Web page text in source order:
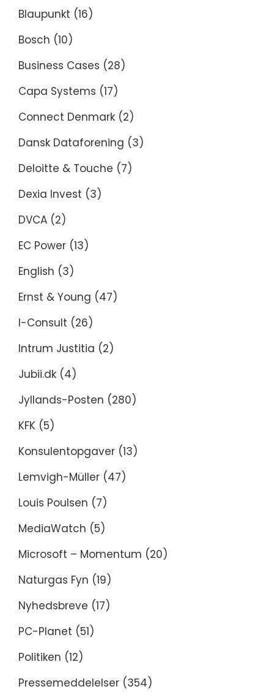
Blaupunkt (16)
Bosch (10)
Business Cases (28)
Capa Systems (17)
Connect Denmark (2)
Dansk Dataforening (3)
Deloitte & Touche (7)
Dexia Invest (3)
DVCA (2)
EC Power (13)
English (3)
Ernst & Young (47)
I-Consult (26)
Intrum Justitia (2)
Jubii.dk (4)
Jyllands-Posten (280)
KFK (5)
Konsulentopgaver (13)
Lemvigh-Müller (47)
Louis Poulsen (7)
MediaWatch (5)
Microsoft – Momentum (20)
Naturgas Fyn (19)
Nyhedsbreve (17)
PC-Planet (51)
Politiken (12)
Pressemeddelelser (354)